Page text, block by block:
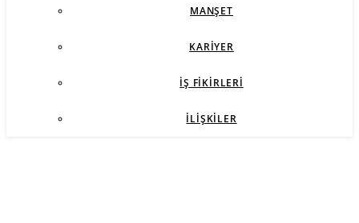
MANŞET
KARIYER
İŞ FIKIRLERI
İLIŞKILER